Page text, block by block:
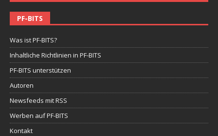
PF-BITS
Was ist PF-BITS?
Inhaltliche Richtlinien in PF-BITS
PF-BITS unterstützen
Autoren
Newsfeeds mit RSS
Werben auf PF-BITS
Kontakt